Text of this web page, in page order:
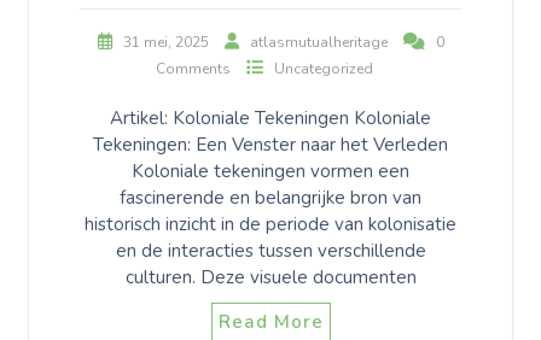
31 mei, 2025 atlasmutualheritage
0
Comments
Uncategorized
Artikel: Koloniale Tekeningen Koloniale
Tekeningen: Een Venster naar het Verleden
Koloniale tekeningen vormen een
fascinerende en belangrijke bron van
historisch inzicht in de periode van kolonisatie
en de interacties tussen verschillende
culturen. Deze visuele documenten
Read More